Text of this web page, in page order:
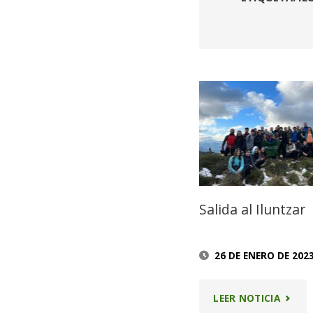
Salida al Iluntzar
26 DE ENERO DE
LEER NOTICIA